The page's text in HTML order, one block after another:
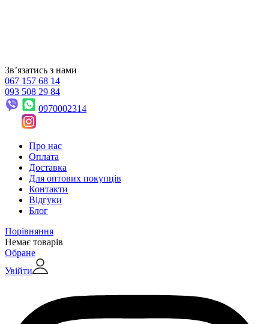
Звʼязатись з нами
067 157 68 14
093 508 29 84
0970002314
Про нас
Оплата
Доставка
Для оптових покупців
Контакти
Відгуки
Блог
Порівняння
Немає товарів
Обране
Увійти